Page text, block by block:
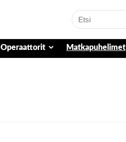
Operaattorit Matkapuhelimet